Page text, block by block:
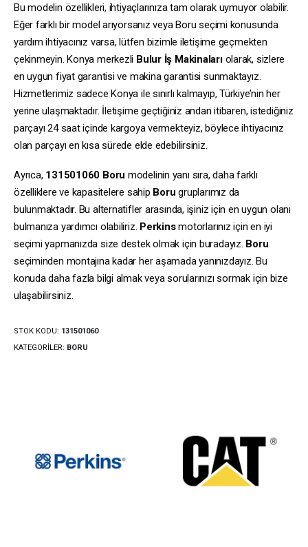
Bu modelin özellikleri, ihtiyaçlarınıza tam olarak uymuyor olabilir.
Eğer farklı bir model arıyorsanız veya Boru seçimi konusunda
yardım ihtiyacınız varsa, lütfen bizimle iletişime geçmekten
çekinmeyin. Konya merkezli Bulur İş Makinalarıolarak, sizlere
en uygun fiyat garantisi ve makina garantisi sunmaktayız.
Hizmetlerimiz sadece Konya ile sınırlı kalmayıp, Türkiye’nin her
yerine ulaşmaktadır. İletişime geçtiğiniz andan itibaren, istediğiniz
parçayı 24 saat içinde kargoya vermekteyiz, böylece ihtiyacınız
olan parçayı en kısa sürede elde edebilirsiniz.
Ayrıca, 131501060 Boru modelinin yanı sıra, daha farklı
özelliklere ve kapasitelere sahip Boru gruplarımız da
bulunmaktadır. Bu alternatifler arasında, işiniz için en uygun olanı
bulmanıza yardımcı olabiliriz. Perkinsmotorlarınız için en iyi
seçimi yapmanızda size destek olmak için buradayız. Boru
seçiminden montajına kadar her aşamada yanınızdayız. Bu
konuda daha fazla bilgi almak veya sorularınızı sormak için bize
ulaşabilirsiniz.
STOK KODU: 131501060
KATEGORILER: BORU